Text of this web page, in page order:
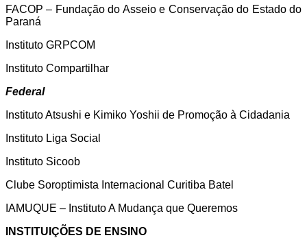
FACOP – Fundação do Asseio e Conservação do Estado do
Paraná
Instituto GRPCOM
Instituto Compartilhar
Federal
Instituto Atsushi e Kimiko Yoshii de Promoção à Cidadania
Instituto Liga Social
Instituto Sicoob
Clube Soroptimista Internacional Curitiba Batel
IAMUQUE – Instituto A Mudança que Queremos
INSTITUIÇÕES DE ENSINO